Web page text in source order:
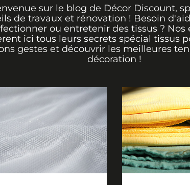
sur le blog de Décor Discount,
de travaux et rénovation ! Besoin
ou entretenir des tissus ? Nos
ici tous leurs secrets spécial tissus
gestes et découvrir les meilleures
décoration !